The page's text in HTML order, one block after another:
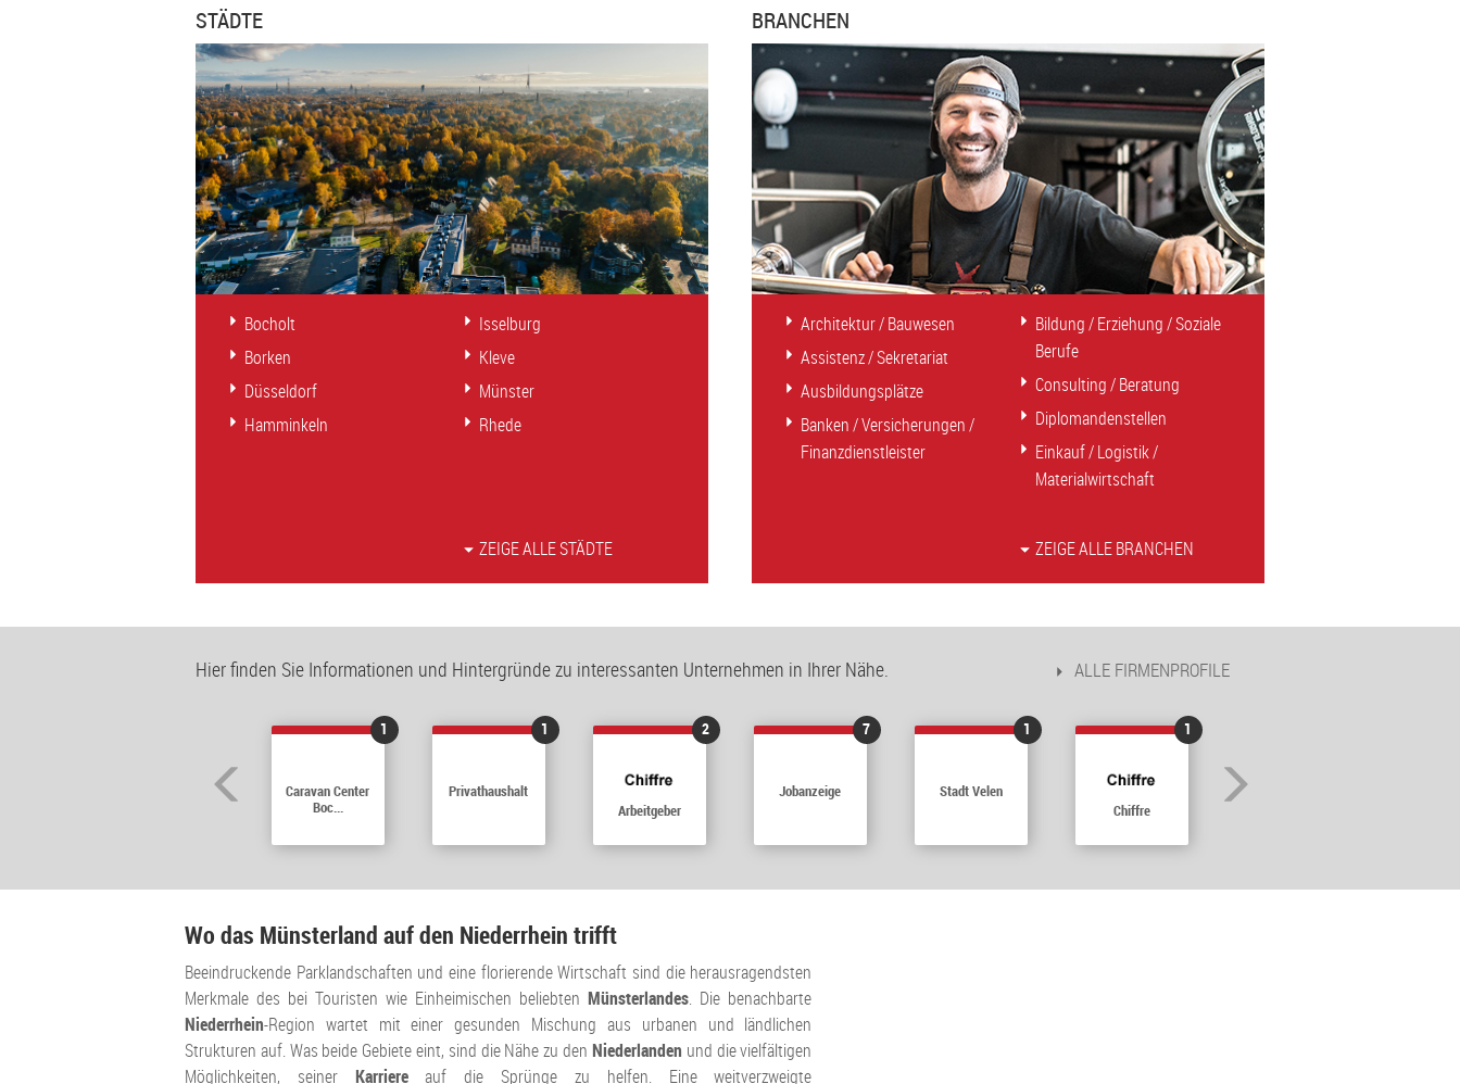
STÄDTE
Bocholt
Borken
Düsseldorf
Hamminkeln
Isselburg
Kleve
Münster
Rhede
ZEIGE ALLE STÄDTE
BRANCHEN
Architektur / Bauwesen
Assistenz / Sekretariat
Ausbildungsplätze
Banken / Versicherungen /
Finanzdienstleister
Bildung / Erziehung / Soziale
Berufe
Consulting / Beratung
Diplomandenstellen
Einkauf / Logistik /
Materialwirtschaft
ZEIGE ALLE BRANCHEN
ALLE FIRMENPROFILE
Hier finden Sie Informationen und Hintergründe zu interessanten Unternehmen in Ihrer Nähe.
1
Caravan Center
Boc...
1
Privathaushalt
2
Arbeitgeber
7
Jobanzeige
1
Stadt Velen
1
Chiffre
Wo das Münsterland auf den Niederrhein trifft
Beeindruckende Parklandschaften und eine florierende Wirtschaft sind die herausragendsten
Merkmale des bei Touristen wie Einheimischen beliebtenMünsterlandes. Die benachbarte
Niederrhein-Region wartet mit einer gesunden Mischung aus urbanen und ländlichen
Strukturen auf. Was beide Gebiete eint, sind die Nähe zu den Niederlanden und die vielfältigen
Möglichkeiten, seiner Karriereauf die Sprünge zu helfen. Eine weitverzweigte